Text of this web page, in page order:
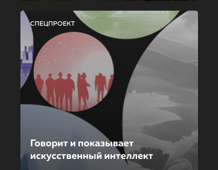
СПЕЦПРОЕКТ
Говорит и показывает
искусственный интеллект